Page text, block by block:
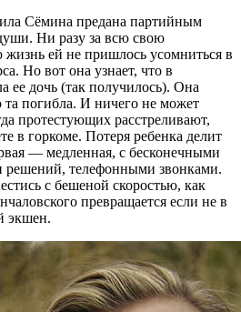
Сёмина предана партийным
Ни разу за всю свою
жизнь ей не пришлось усомниться в
Но вот она узнает, что в
ее дочь (так получилось). Она
та погибла. И ничего не может
протестующих расстреливают,
в горкоме. Потеря ребенка делит
— медленная, с бесконечными
решений, телефонными звонками.
с бешеной скоростью, как
превращается если не в
экшен.